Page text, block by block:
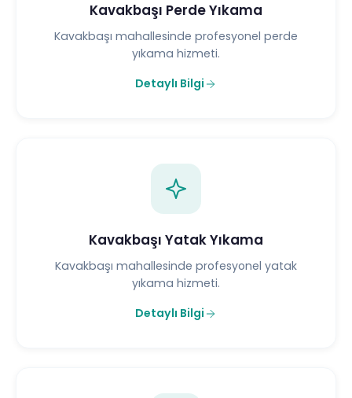
Kavakbaşı Perde Yıkama
Kavakbaşı mahallesinde profesyonel perde
yıkama hizmeti.
Detaylı Bilgi
Kavakbaşı Yatak Yıkama
Kavakbaşı mahallesinde profesyonel yatak
yıkama hizmeti.
Detaylı Bilgi